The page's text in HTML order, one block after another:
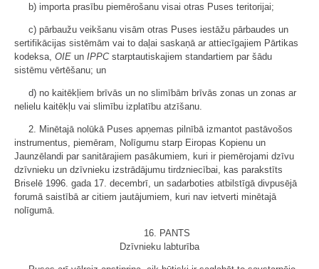
b) importa prasību piemērošanu visai otras Puses teritorijai;
c) pārbaužu veikšanu visām otras Puses iestāžu pārbaudes un
sertifikācijas sistēmām vai to daļai saskaņā ar attiecīgajiem Pārtikas
kodeksa, OIE un IPPCstarptautiskajiem standartiem par šādu
sistēmu vērtēšanu; un
d) no kaitēkļiem brīvās un no slimībām brīvās zonas un zonas ar
nelielu kaitēkļu vai slimību izplatību atzīšanu.
2. Minētajā nolūkā Puses apņemas pilnībā izmantot pastāvošos
instrumentus, piemēram, Nolīgumu starp Eiropas Kopienu un
Jaunzēlandi par sanitārajiem pasākumiem, kuri ir piemērojami dzīvu
dzīvnieku un dzīvnieku izstrādājumu tirdzniecībai, kas parakstīts
Briselē 1996. gada 17. decembrī, un sadarboties atbilstīgā divpusējā
forumā saistībā ar citiem jautājumiem, kuri nav ietverti minētajā
nolīgumā.
16. PANTS
Dzīvnieku labturība